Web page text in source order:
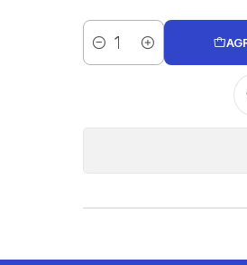
Cantidad